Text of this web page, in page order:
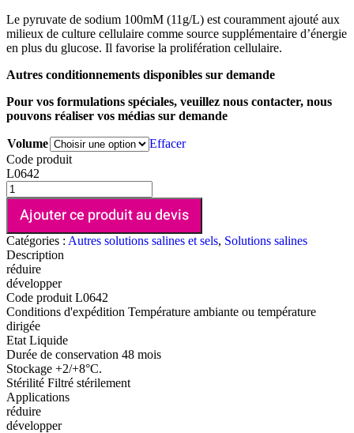
Le pyruvate de sodium 100mM (11g/L) est couramment ajouté aux
milieux de culture cellulaire comme source supplémentaire d’énergie
en plus du glucose. Il favorise la prolifération cellulaire.
Autres conditionnements disponibles sur demande
Pour vos formulations spéciales, veuillez nous contacter, nous
pouvons réaliser vos médias sur demande
Volume
Effacer
Code produit
L0642
Ajouter ce produit au devis
Catégories : Autres solutions salines et sels, Solutions salines
Description
réduire
développer
Code produit L0642
Conditions d'expédition Température ambiante ou température
dirigée
Etat Liquide
Durée de conservation 48 mois
Stockage +2/+8°C.
Stérilité Filtré stérilement
Applications
réduire
développer